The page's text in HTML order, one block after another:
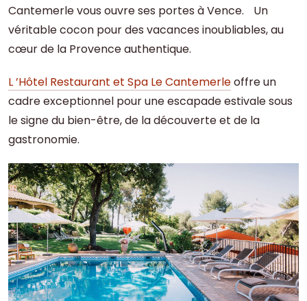
Cantemerle vous ouvre ses portes à Vence. Un
véritable cocon pour des vacances inoubliables, au
cœur de la Provence authentique.
L ’Hôtel Restaurant et Spa Le Cantemerleoffre un
cadre exceptionnel pour une escapade estivale sous
le signe du bien-être, de la découverte et de la
gastronomie.